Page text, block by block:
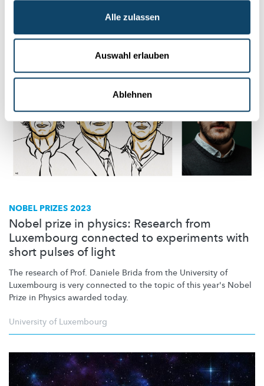
Alle zulassen
Auswahl erlauben
Ablehnen
University of Luxembourg
NOBEL PRIZES 2023
Nobel prize in physics: Research from
Luxembourg connected to experiments with
short pulses of light
The research of Prof. Daniele Brida from the University of
Luxembourg is very connected to the topic of this year's Nobel
Prize in Physics awarded today.
University of Luxembourg